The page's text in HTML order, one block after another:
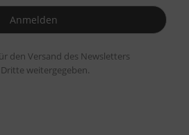
den Versand des Newsletters
weitergegeben.